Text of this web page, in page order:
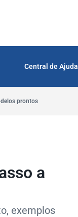
Central de Ajuda
prontos
a
exemplos